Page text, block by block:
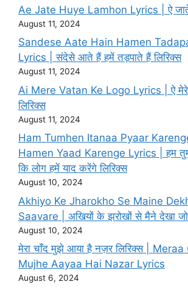
Ae Jate Huye Lamhon Lyrics | ऐ जाते
August 11, 2024
Sandese Aate Hain Hamen
Lyrics | संदेसे आते हैं हमें तड़पाते हैं लिरिक्स
August 11, 2024
Ai Mere Vatan Ke Logo Lyrics | ऐ मेरे
लिरिक्स
August 11, 2024
Ham Tumhen Itanaa Pyaar
Hamen Yaad Karenge Lyrics | हम
कि लोग हमें याद करेंगे लिरिक्स
August 10, 2024
Akhiyo Ke Jharokho Se Maine
Saavare | अखियों के झरोखों से मैने देखा जो
August 10, 2024
मेरा चाँद मुझे आया है नज़र लिरिक्स |
Mujhe Aayaa Hai Nazar Lyrics
August 6, 2024